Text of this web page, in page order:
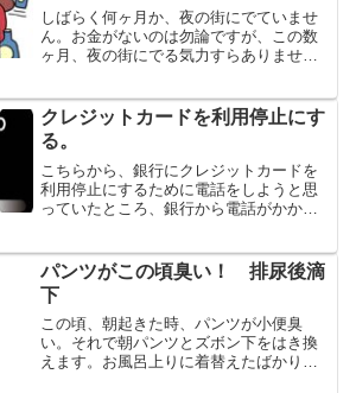
しばらく何ヶ月か、夜の街にでていませ
ん。お金がないのは勿論ですが、この数
ヶ月、夜の街にでる気力すらありません
いきました。何軒か行きつけの店を訪ね
ましたが、シャッターがし...
クレジットカードを利用停止にす
る。
こちらから、銀行にクレジットカードを
利用停止にするために電話をしようと思
っていたところ、銀行から電話がかかっ
利用されたカードは、利用停止になるシ
ョートメッセージのリンク...
パンツがこの頃臭い！ 排尿後滴
下
この頃、朝起きた時、パンツが小便臭
い。それで朝パンツとズボン下をはき換
えます。お風呂上りに着替えたばかりな